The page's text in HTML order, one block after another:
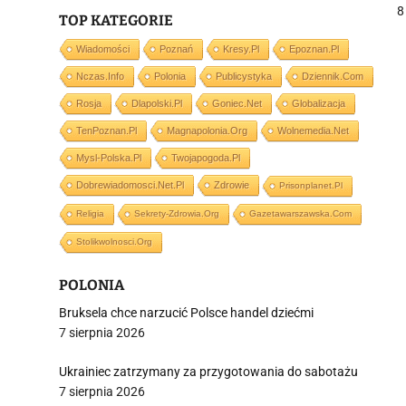
TOP KATEGORIE
Wiadomości Poznań Kresy.pl Epoznan.pl
Nczas.info Polonia Publicystyka Dziennik.com
Rosja Dlapolski.pl Goniec.net Globalizacja
TenPoznan.pl Magnapolonia.org Wolnemedia.net
Mysl-Polska.pl Twojapogoda.pl
Dobrewiadomosci.net.pl Zdrowie Prisonplanet.pl
Religia Sekrety-Zdrowia.org Gazetawarszawska.com
Stolikwolnosci.org
POLONIA
Bruksela chce narzucić Polsce handel dziećmi
7 sierpnia 2026
Ukrainiec zatrzymany za przygotowania do sabotażu
7 sierpnia 2026